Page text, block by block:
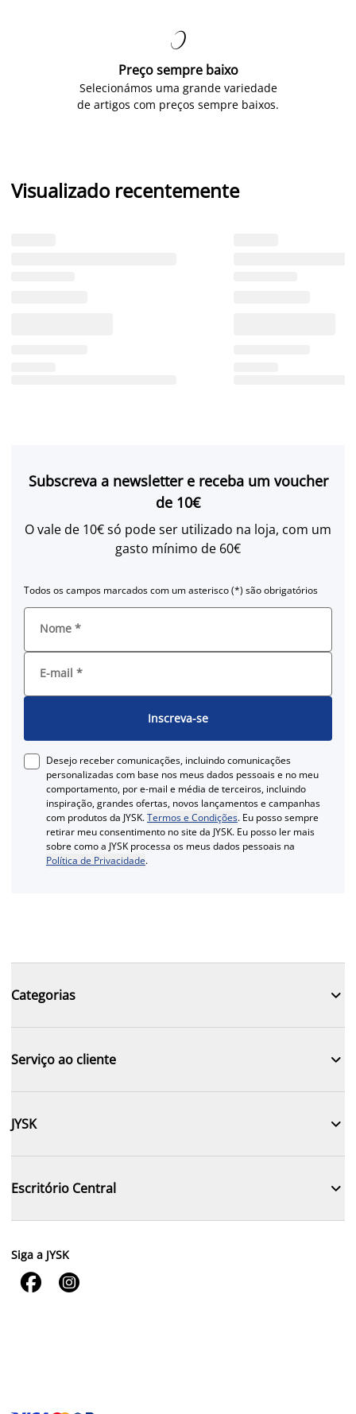

Preço sempre baixo
Selecionámos uma grande variedade
de artigos com preços sempre baixos.
Visualizado recentemente
Subscreva a newsletter e receba um voucher
de 10€
O vale de 10€ só pode ser utilizado na loja, com um
gasto mínimo de 60€
Todos os campos marcados com um asterisco (*) são obrigatórios
Nome *
E-mail *
Inscreva-se
Desejo receber comunicações, incluindo comunicações
personalizadas com base nos meus dados pessoais e no meu
comportamento, por e-mail e média de terceiros, incluindo
inspiração, grandes ofertas, novos lançamentos e campanhas
com produtos da JYSK.Termos e Condições. Eu posso sempre
retirar meu consentimento no site da JYSK. Eu posso ler mais
sobre como a JYSK processa os meus dados pessoais na
Política de Privacidade.
Categorias 
Serviço ao cliente 
JYSK 
Escritório Central 
Siga a JYSK
 